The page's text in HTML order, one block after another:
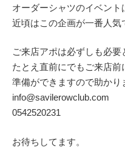
オーダーシャツのイベント
近頃はこの企画が一番人気
ご来店アポは必ずしも必要
たとえ直前にでもご来店前
準備ができますので助かり
info@savilerowclub.com
0542520231
お待ちしてます。